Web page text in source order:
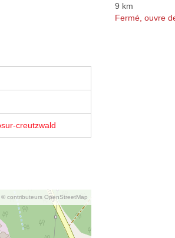
creutzwald
© contributeurs OpenStreetMap
9 km
Fermé, ouvre